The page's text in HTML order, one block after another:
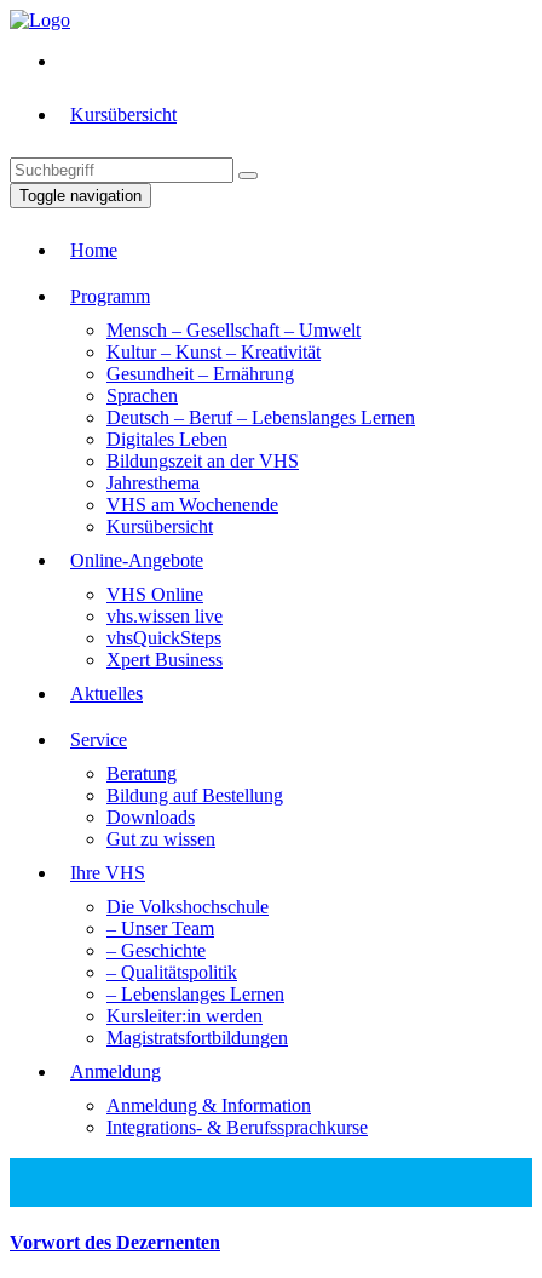
Kursübersicht
Toggle navigation
Home
Programm
Mensch – Gesellschaft – Umwelt
Kultur – Kunst – Kreativität
Gesundheit – Ernährung
Sprachen
Deutsch – Beruf – Lebenslanges Lernen
Digitales Leben
Bildungszeit an der VHS
Jahresthema
VHS am Wochenende
Kursübersicht
Online-Angebote
VHS Online
vhs.wissen live
vhsQuickSteps
Xpert Business
Aktuelles
Service
Beratung
Bildung auf Bestellung
Downloads
Gut zu wissen
Ihre VHS
Die Volkshochschule
– Unser Team
– Geschichte
– Qualitätspolitik
– Lebenslanges Lernen
Kursleiter:in werden
Magistratsfortbildungen
Anmeldung
Anmeldung & Information
Integrations- & Berufssprachkurse
Vorwort des Dezernenten